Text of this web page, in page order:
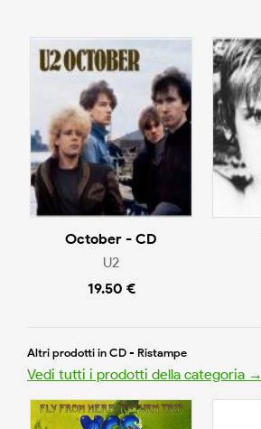
October - CD
U2
19.50 €
Altri prodotti in CD - Ristampe
Vedi tutti i prodotti della categoria →